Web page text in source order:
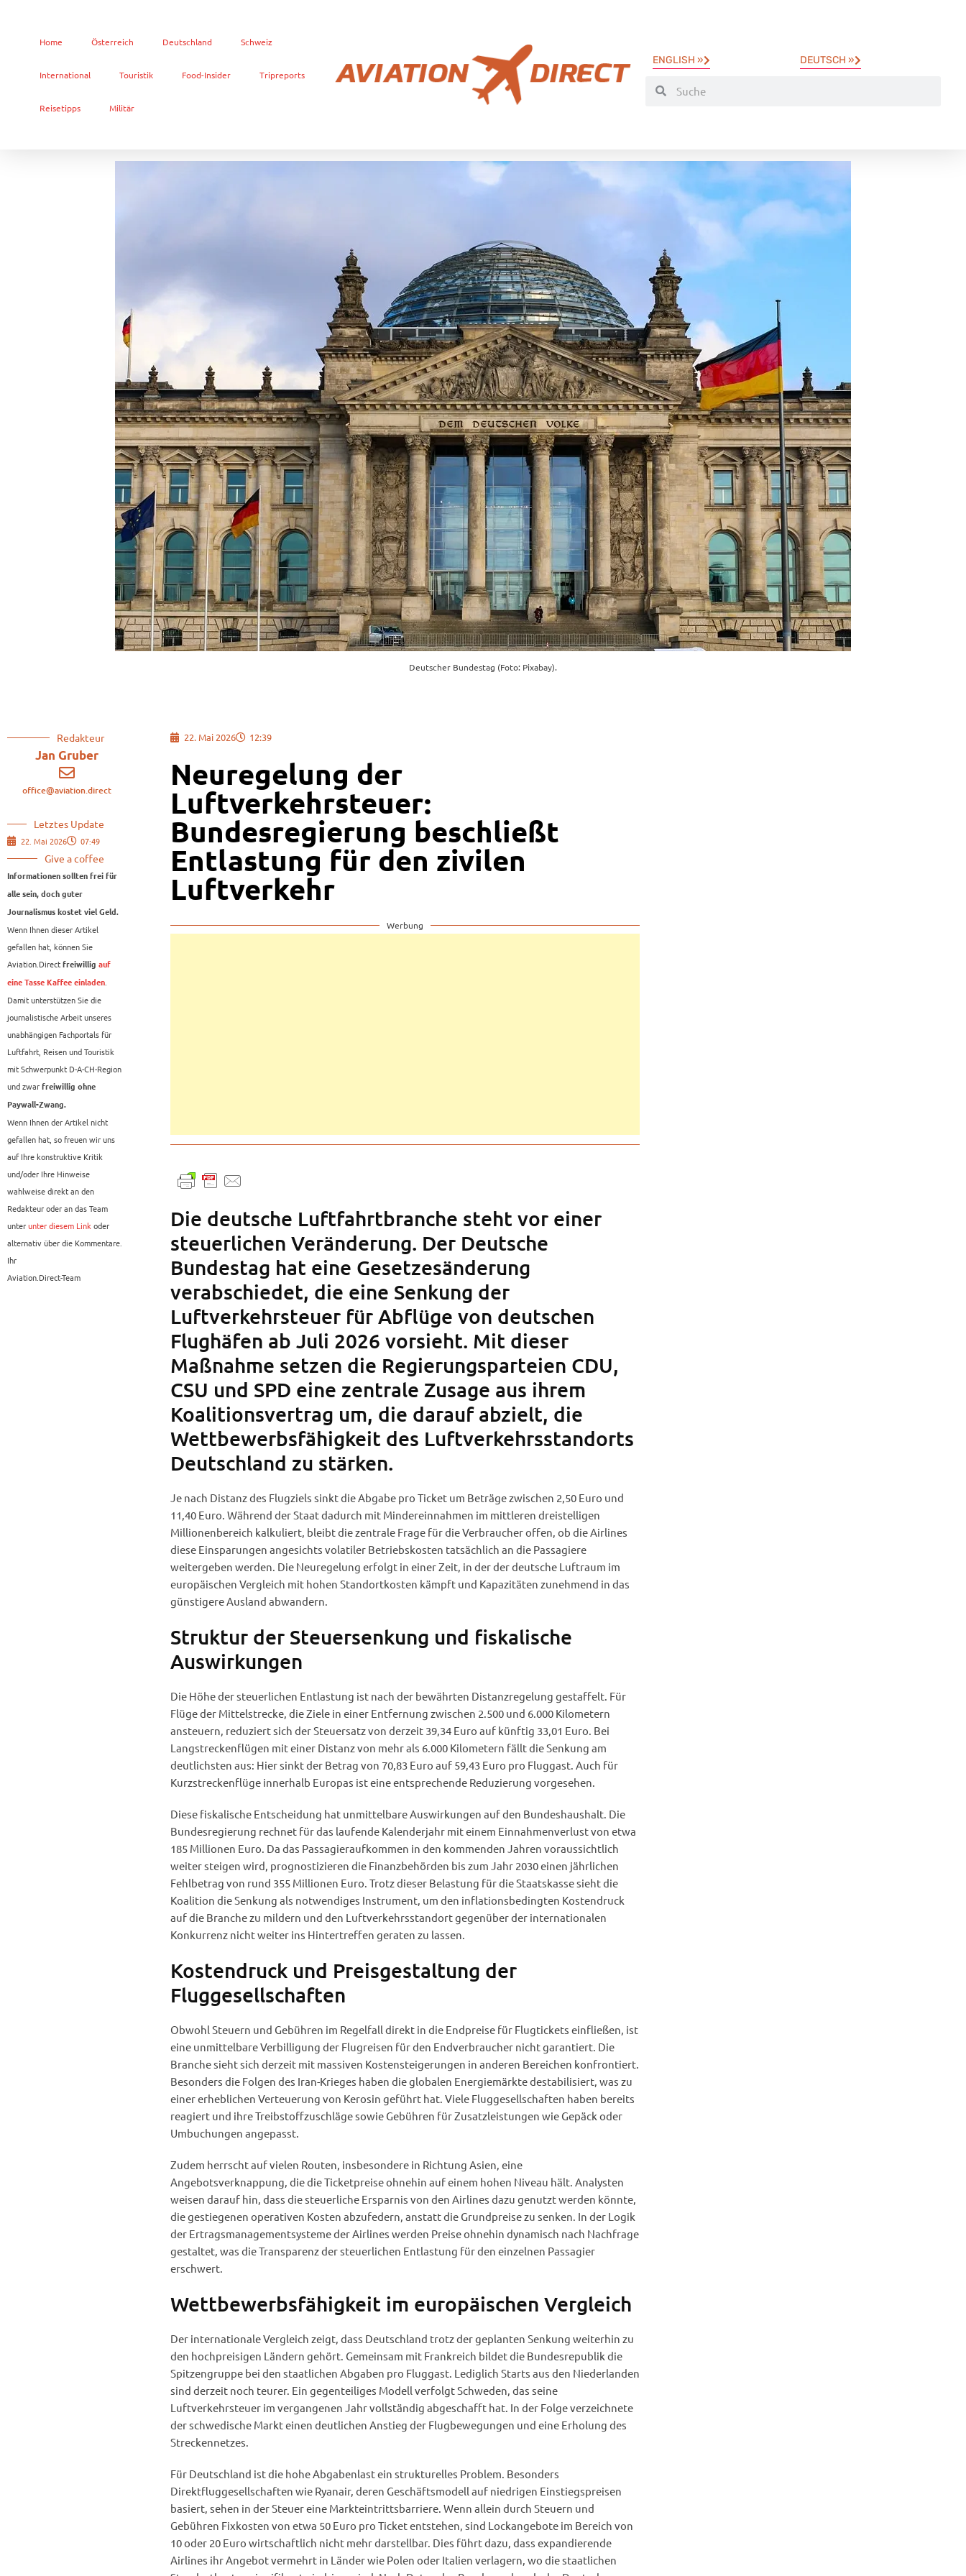
Home Österreich Deutschland Schweiz
International Touristik Food-Insider Tripreports
Reisetipps Militär
ENGLISH » DEUTSCH »
Deutscher Bundestag (Foto: Pixabay).
Redakteur
Jan Gruber
office@aviation.direct
Letztes Update
22. Mai 2026 07:49
Give a coffee
Informationen sollten frei für
alle sein, doch guter
Journalismus kostet viel Geld.
Wenn Ihnen dieser Artikel
gefallen hat, können Sie
Aviation.Direct freiwillig auf
eine Tasse Kaffee einladen.
Damit unterstützen Sie die
journalistische Arbeit unseres
unabhängigen Fachportals für
Luftfahrt, Reisen und Touristik
mit Schwerpunkt D-A-CH-Region
und zwar freiwillig ohne
Paywall-Zwang.
Wenn Ihnen der Artikel nicht
gefallen hat, so freuen wir uns
auf Ihre konstruktive Kritik
und/oder Ihre Hinweise
wahlweise direkt an den
Redakteur oder an das Team
unterunter diesem Linkoder
alternativ über die Kommentare.
Ihr
Aviation.Direct-Team
22. Mai 2026 12:39
Neuregelung der
Luftverkehrsteuer:
Bundesregierung beschließt
Entlastung für den zivilen
Luftverkehr
Werbung
Die deutsche Luftfahrtbranche steht vor einer
steuerlichen Veränderung. Der Deutsche
Bundestag hat eine Gesetzesänderung
verabschiedet, die eine Senkung der
Luftverkehrsteuer für Abflüge von deutschen
Flughäfen ab Juli 2026 vorsieht. Mit dieser
Maßnahme setzen die Regierungsparteien CDU,
CSU und SPD eine zentrale Zusage aus ihrem
Koalitionsvertrag um, die darauf abzielt, die
Wettbewerbsfähigkeit des Luftverkehrsstandorts
Deutschland zu stärken.
Je nach Distanz des Flugziels sinkt die Abgabe pro Ticket um Beträge zwischen 2,50 Euro und
11,40 Euro. Während der Staat dadurch mit Mindereinnahmen im mittleren dreistelligen
Millionenbereich kalkuliert, bleibt die zentrale Frage für die Verbraucher offen, ob die Airlines
diese Einsparungen angesichts volatiler Betriebskosten tatsächlich an die Passagiere
weitergeben werden. Die Neuregelung erfolgt in einer Zeit, in der der deutsche Luftraum im
europäischen Vergleich mit hohen Standortkosten kämpft und Kapazitäten zunehmend in das
günstigere Ausland abwandern.
Struktur der Steuersenkung und fiskalische
Auswirkungen
Die Höhe der steuerlichen Entlastung ist nach der bewährten Distanzregelung gestaffelt. Für
Flüge der Mittelstrecke, die Ziele in einer Entfernung zwischen 2.500 und 6.000 Kilometern
ansteuern, reduziert sich der Steuersatz von derzeit 39,34 Euro auf künftig 33,01 Euro. Bei
Langstreckenflügen mit einer Distanz von mehr als 6.000 Kilometern fällt die Senkung am
deutlichsten aus: Hier sinkt der Betrag von 70,83 Euro auf 59,43 Euro pro Fluggast. Auch für
Kurzstreckenflüge innerhalb Europas ist eine entsprechende Reduzierung vorgesehen.
Diese fiskalische Entscheidung hat unmittelbare Auswirkungen auf den Bundeshaushalt. Die
Bundesregierung rechnet für das laufende Kalenderjahr mit einem Einnahmenverlust von etwa
185 Millionen Euro. Da das Passagieraufkommen in den kommenden Jahren voraussichtlich
weiter steigen wird, prognostizieren die Finanzbehörden bis zum Jahr 2030 einen jährlichen
Fehlbetrag von rund 355 Millionen Euro. Trotz dieser Belastung für die Staatskasse sieht die
Koalition die Senkung als notwendiges Instrument, um den inflationsbedingten Kostendruck
auf die Branche zu mildern und den Luftverkehrsstandort gegenüber der internationalen
Konkurrenz nicht weiter ins Hintertreffen geraten zu lassen.
Kostendruck und Preisgestaltung der
Fluggesellschaften
Obwohl Steuern und Gebühren im Regelfall direkt in die Endpreise für Flugtickets einfließen, ist
eine unmittelbare Verbilligung der Flugreisen für den Endverbraucher nicht garantiert. Die
Branche sieht sich derzeit mit massiven Kostensteigerungen in anderen Bereichen konfrontiert.
Besonders die Folgen des Iran-Krieges haben die globalen Energiemärkte destabilisiert, was zu
einer erheblichen Verteuerung von Kerosin geführt hat. Viele Fluggesellschaften haben bereits
reagiert und ihre Treibstoffzuschläge sowie Gebühren für Zusatzleistungen wie Gepäck oder
Umbuchungen angepasst.
Zudem herrscht auf vielen Routen, insbesondere in Richtung Asien, eine
Angebotsverknappung, die die Ticketpreise ohnehin auf einem hohen Niveau hält. Analysten
weisen darauf hin, dass die steuerliche Ersparnis von den Airlines dazu genutzt werden könnte,
die gestiegenen operativen Kosten abzufedern, anstatt die Grundpreise zu senken. In der Logik
der Ertragsmanagementsysteme der Airlines werden Preise ohnehin dynamisch nach Nachfrage
gestaltet, was die Transparenz der steuerlichen Entlastung für den einzelnen Passagier
erschwert.
Wettbewerbsfähigkeit im europäischen Vergleich
Der internationale Vergleich zeigt, dass Deutschland trotz der geplanten Senkung weiterhin zu
den hochpreisigen Ländern gehört. Gemeinsam mit Frankreich bildet die Bundesrepublik die
Spitzengruppe bei den staatlichen Abgaben pro Fluggast. Lediglich Starts aus den Niederlanden
sind derzeit noch teurer. Ein gegenteiliges Modell verfolgt Schweden, das seine
Luftverkehrsteuer im vergangenen Jahr vollständig abgeschafft hat. In der Folge verzeichnete
der schwedische Markt einen deutlichen Anstieg der Flugbewegungen und eine Erholung des
Streckennetzes.
Für Deutschland ist die hohe Abgabenlast ein strukturelles Problem. Besonders
Direktfluggesellschaften wie Ryanair, deren Geschäftsmodell auf niedrigen Einstiegspreisen
basiert, sehen in der Steuer eine Markteintrittsbarriere. Wenn allein durch Steuern und
Gebühren Fixkosten von etwa 50 Euro pro Ticket entstehen, sind Lockangebote im Bereich von
10 oder 20 Euro wirtschaftlich nicht mehr darstellbar. Dies führt dazu, dass expandierende
Airlines ihr Angebot vermehrt in Länder wie Polen oder Italien verlagern, wo die staatlichen